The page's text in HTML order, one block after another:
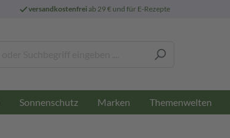
versandkostenfreiab 29 € und für E-Rezepte
Sonnenschutz Marken Themenwelten